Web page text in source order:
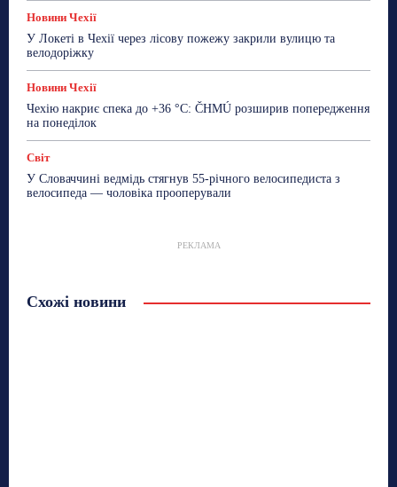
Новини Чехії
У Локеті в Чехії через лісову пожежу закрили вулицю та
велодоріжку
Новини Чехії
Чехію накриє спека до +36 °C: ČHMÚ розширив попередження
на понеділок
Світ
У Словаччині ведмідь стягнув 55-річного велосипедиста з
велосипеда — чоловіка прооперували
РЕКЛАМА
Схожі новини